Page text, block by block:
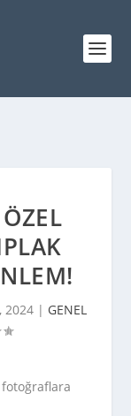
2024 | GENEL